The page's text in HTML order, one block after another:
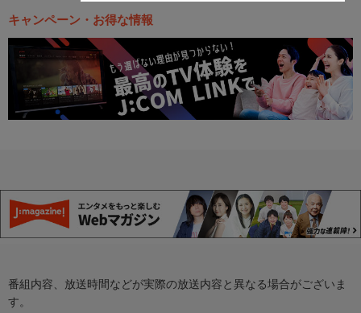
キャンペーン・お得な情報
番組内容、放送時間などが実際の放送内容と異なる場合がございま
す。